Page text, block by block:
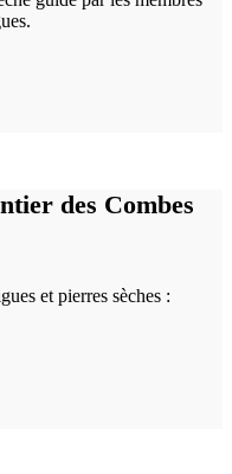
des Combes
et pierres sèches :